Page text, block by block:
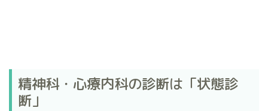
精神科・心療内科の診断は「状態診
断」